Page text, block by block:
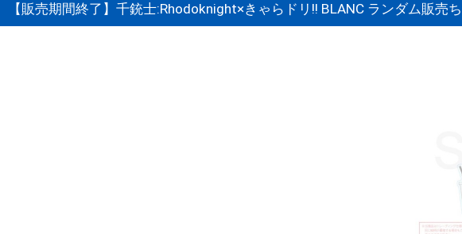
【販売期間終了】千銃士:Rhodoknight×きゃらドリ!! BLANC ランダム販売